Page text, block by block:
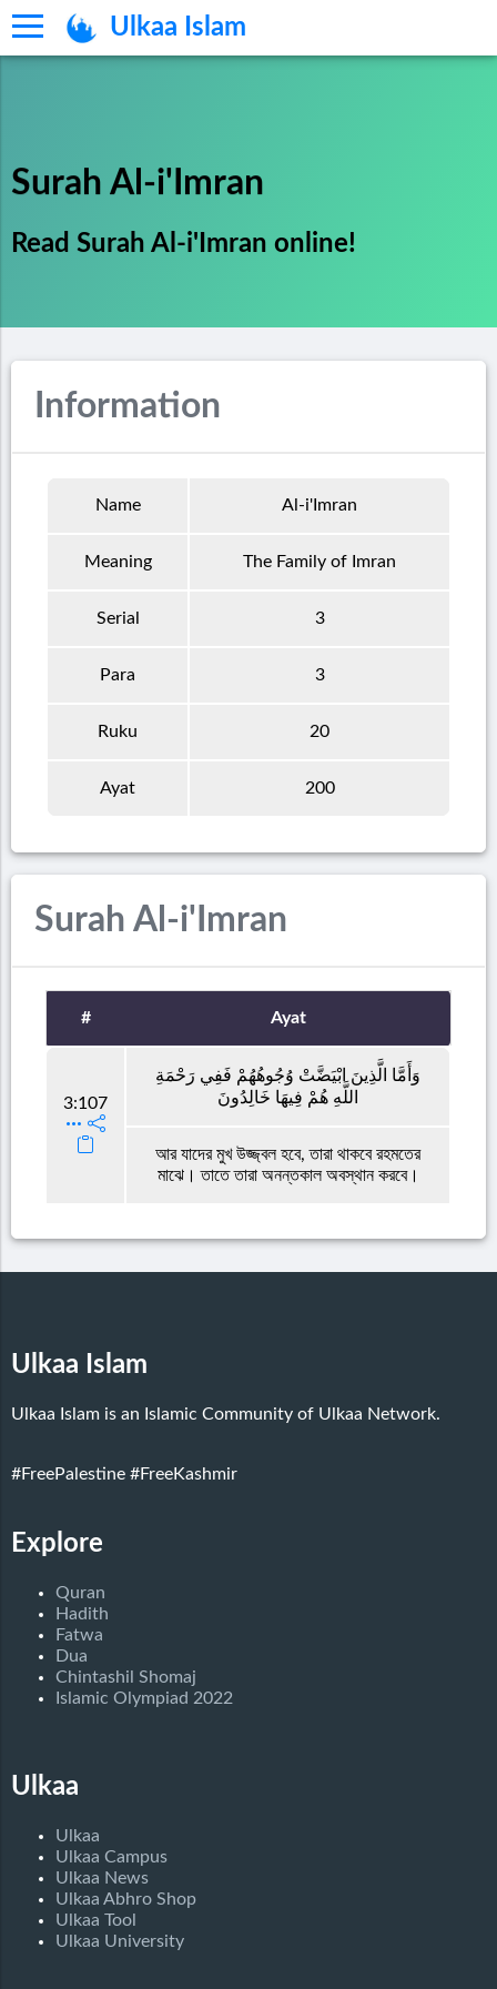
Ulkaa Islam
Surah Al-i'Imran
Read Surah Al-i'Imran online!
Information
Name Al-i'Imran
Meaning The Family of Imran
Serial 3
Para 3
Ruku 20
Ayat 200
Surah Al-i'Imran
# Ayat
3:107
وَأَمَّا الَّذِينَ ابْيَضَّتْ وُجُوهُهُمْ فَفِي رَحْمَةِ
اللَّهِ هُمْ فِيهَا خَالِدُونَ
আর যাদের মুখ উজ্জ্বল হবে, তারা থাকবে রহমতের
মাঝে। তাতে তারা অনন্তকাল অবস্থান করবে।
Ulkaa Islam
Ulkaa Islam is an Islamic Community of Ulkaa Network.
#FreePalestine #FreeKashmir
Explore
Quran
Hadith
Fatwa
Dua
Chintashil Shomaj
Islamic Olympiad 2022
Ulkaa
Ulkaa
Ulkaa Campus
Ulkaa News
Ulkaa Abhro Shop
Ulkaa Tool
Ulkaa University